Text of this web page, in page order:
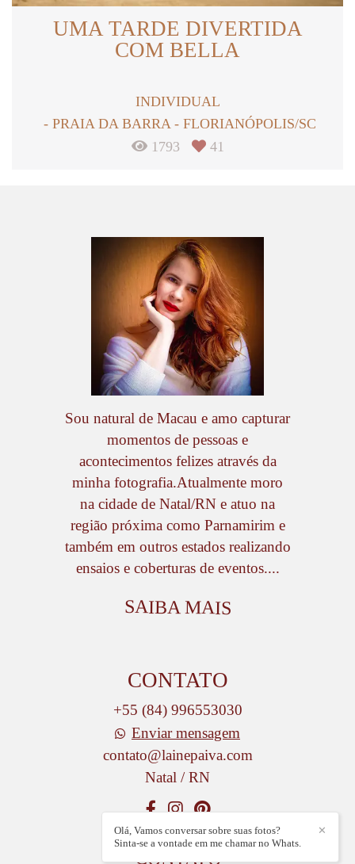
UMA TARDE DIVERTIDA
COM BELLA
INDIVIDUAL
PRAIA DA BARRA - FLORIANÓPOLIS/SC
1793
41
Sou natural de Macau e amo capturar
momentos de pessoas e
acontecimentos felizes através da
minha fotografia.Atualmente moro
na cidade de Natal/RN e atuo na
região próxima como Parnamirim e
também em outros estados realizando
ensaios e coberturas de eventos....
SAIBA MAIS
CONTATO
+55 (84) 996553030
Enviar mensagem
contato@lainepaiva.com
Natal / RN
CONTATO
✕
Olá, Vamos conversar sobre suas fotos?
Sinta-se a vontade em me chamar no Whats.